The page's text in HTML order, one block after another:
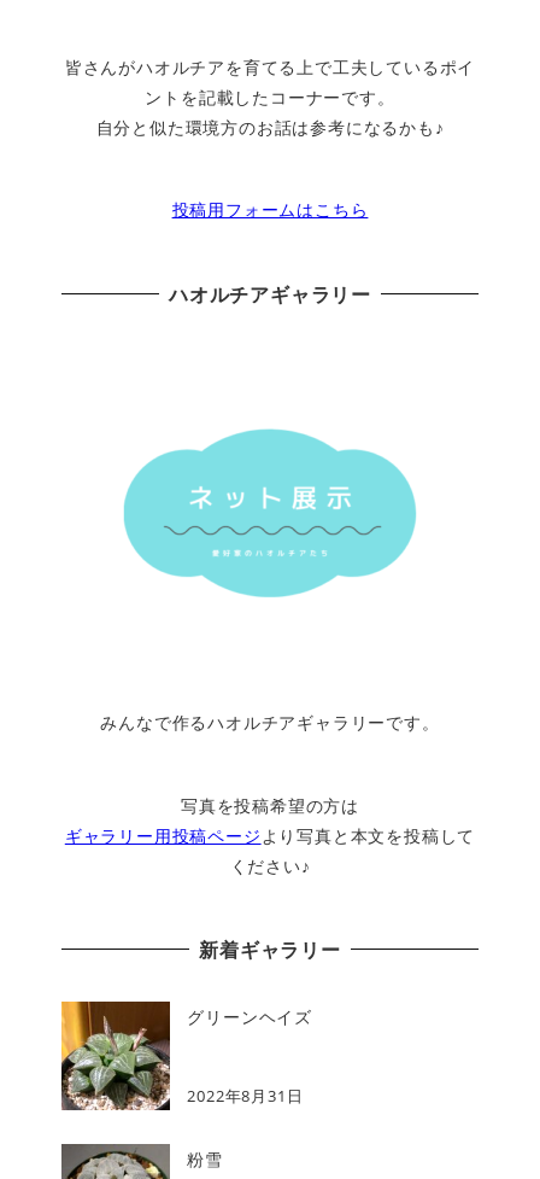
皆さんがハオルチアを育てる上で工夫しているポイ
ントを記載したコーナーです。
自分と似た環境方のお話は参考になるかも♪
投稿用フォームはこちら
ハオルチアギャラリー
みんなで作るハオルチアギャラリーです。
写真を投稿希望の方は
ギャラリー用投稿ページ より写真と本文を投稿して
ください♪
新着ギャラリー
グリーンヘイズ
2022年8月31日
粉雪